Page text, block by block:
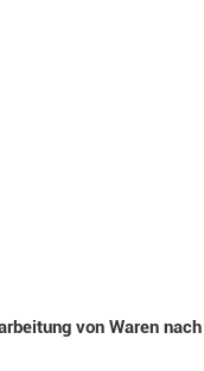
von Waren nach